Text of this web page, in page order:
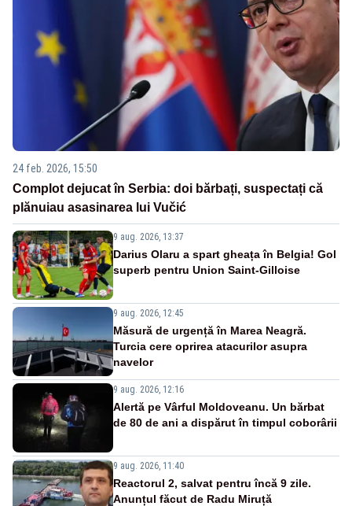
24 feb. 2026, 15:50
Complot dejucat în Serbia: doi bărbați, suspectați că
plănuiau asasinarea lui Vučić
9 aug. 2026, 13:37
Darius Olaru a spart gheața în Belgia! Gol
superb pentru Union Saint-Gilloise
9 aug. 2026, 12:45
Măsură de urgență în Marea Neagră.
Turcia cere oprirea atacurilor asupra
navelor
9 aug. 2026, 12:16
Alertă pe Vârful Moldoveanu. Un bărbat
de 80 de ani a dispărut în timpul coborârii
9 aug. 2026, 11:40
Reactorul 2, salvat pentru încă 9 zile.
Anunțul făcut de Radu Miruță